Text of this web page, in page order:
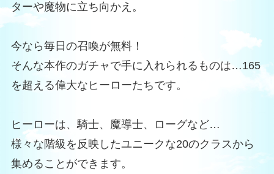
ターや魔物に立ち向かえ。
今なら毎日の召喚が無料！
そんな本作のガチャで手に入れられるものは…165
を超える偉大なヒーローたちです。
ヒーローは、騎士、魔導士、ローグなど…
様々な階級を反映したユニークな20のクラスから
集めることができます。